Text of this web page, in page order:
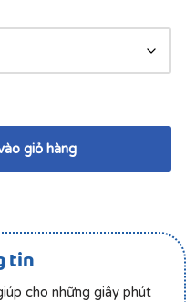
giỏ hàng
tin
cho những giây phút